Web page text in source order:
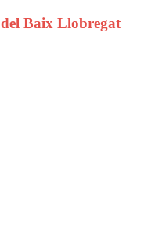
Baix Llobregat